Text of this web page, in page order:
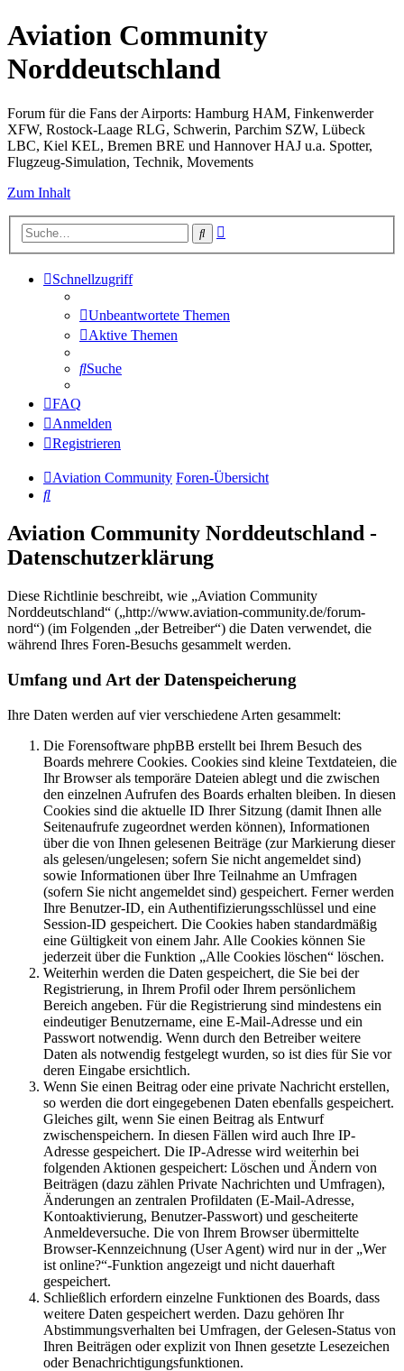
Aviation Community
Norddeutschland
Forum für die Fans der Airports: Hamburg HAM, Finkenwerder
XFW, Rostock-Laage RLG, Schwerin, Parchim SZW, Lübeck
LBC, Kiel KEL, Bremen BRE und Hannover HAJ u.a. Spotter,
Flugzeug-Simulation, Technik, Movements
Zum Inhalt
Suche
Schnellzugriff
Unbeantwortete Themen
Aktive Themen
Suche
FAQ
Anmelden
Registrieren
Aviation Community Foren-Übersicht
Suche
Aviation Community Norddeutschland -
Datenschutzerklärung
Diese Richtlinie beschreibt, wie „Aviation Community
Norddeutschland“ („http://www.aviation-community.de/forum-
nord“) (im Folgenden „der Betreiber“) die Daten verwendet, die
während Ihres Foren-Besuchs gesammelt werden.
Umfang und Art der Datenspeicherung
Ihre Daten werden auf vier verschiedene Arten gesammelt:
Die Forensoftware phpBB erstellt bei Ihrem Besuch des
Boards mehrere Cookies. Cookies sind kleine Textdateien, die
Ihr Browser als temporäre Dateien ablegt und die zwischen
den einzelnen Aufrufen des Boards erhalten bleiben. In diesen
Cookies sind die aktuelle ID Ihrer Sitzung (damit Ihnen alle
Seitenaufrufe zugeordnet werden können), Informationen
über die von Ihnen gelesenen Beiträge (zur Markierung dieser
als gelesen/ungelesen; sofern Sie nicht angemeldet sind)
sowie Informationen über Ihre Teilnahme an Umfragen
(sofern Sie nicht angemeldet sind) gespeichert. Ferner werden
Ihre Benutzer-ID, ein Authentifizierungsschlüssel und eine
Session-ID gespeichert. Die Cookies haben standardmäßig
eine Gültigkeit von einem Jahr. Alle Cookies können Sie
jederzeit über die Funktion „Alle Cookies löschen“ löschen.
Weiterhin werden die Daten gespeichert, die Sie bei der
Registrierung, in Ihrem Profil oder Ihrem persönlichem
Bereich angeben. Für die Registrierung sind mindestens ein
eindeutiger Benutzername, eine E-Mail-Adresse und ein
Passwort notwendig. Wenn durch den Betreiber weitere
Daten als notwendig festgelegt wurden, so ist dies für Sie vor
deren Eingabe ersichtlich.
Wenn Sie einen Beitrag oder eine private Nachricht erstellen,
so werden die dort eingegebenen Daten ebenfalls gespeichert.
Gleiches gilt, wenn Sie einen Beitrag als Entwurf
zwischenspeichern. In diesen Fällen wird auch Ihre IP-
Adresse gespeichert. Die IP-Adresse wird weiterhin bei
folgenden Aktionen gespeichert: Löschen und Ändern von
Beiträgen (dazu zählen Private Nachrichten und Umfragen),
Änderungen an zentralen Profildaten (E-Mail-Adresse,
Kontoaktivierung, Benutzer-Passwort) und gescheiterte
Anmeldeversuche. Die von Ihrem Browser übermittelte
Browser-Kennzeichnung (User Agent) wird nur in der „Wer
ist online?“-Funktion angezeigt und nicht dauerhaft
gespeichert.
Schließlich erfordern einzelne Funktionen des Boards, dass
weitere Daten gespeichert werden. Dazu gehören Ihr
Abstimmungsverhalten bei Umfragen, der Gelesen-Status von
Ihren Beiträgen oder explizit von Ihnen gesetzte Lesezeichen
oder Benachrichtigungsfunktionen.